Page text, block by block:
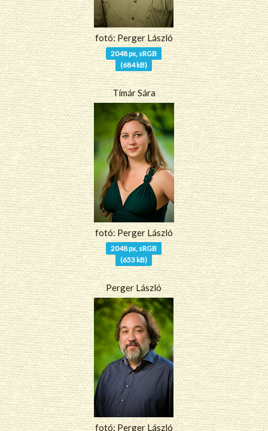
fotó: Perger László
2048 px, sRGB
(684 kB)
Tímár Sára
fotó: Perger László
2048 px, sRGB
(653 kB)
Perger László
fotó: Perger László